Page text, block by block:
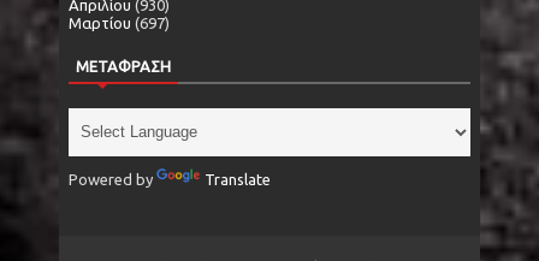
Απριλίου (930)
Μαρτίου (697)
ΜΕΤΑΦΡΑΣΗ
Powered by Translate